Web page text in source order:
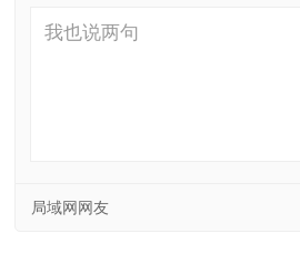
局域网网友